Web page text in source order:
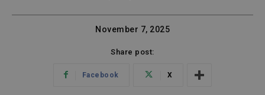
November 7, 2025
Share post:
Facebook X